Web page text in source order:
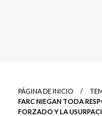
PÁGINA DE INICIO
FARC NIEGAN TODA
FORZADO Y LA